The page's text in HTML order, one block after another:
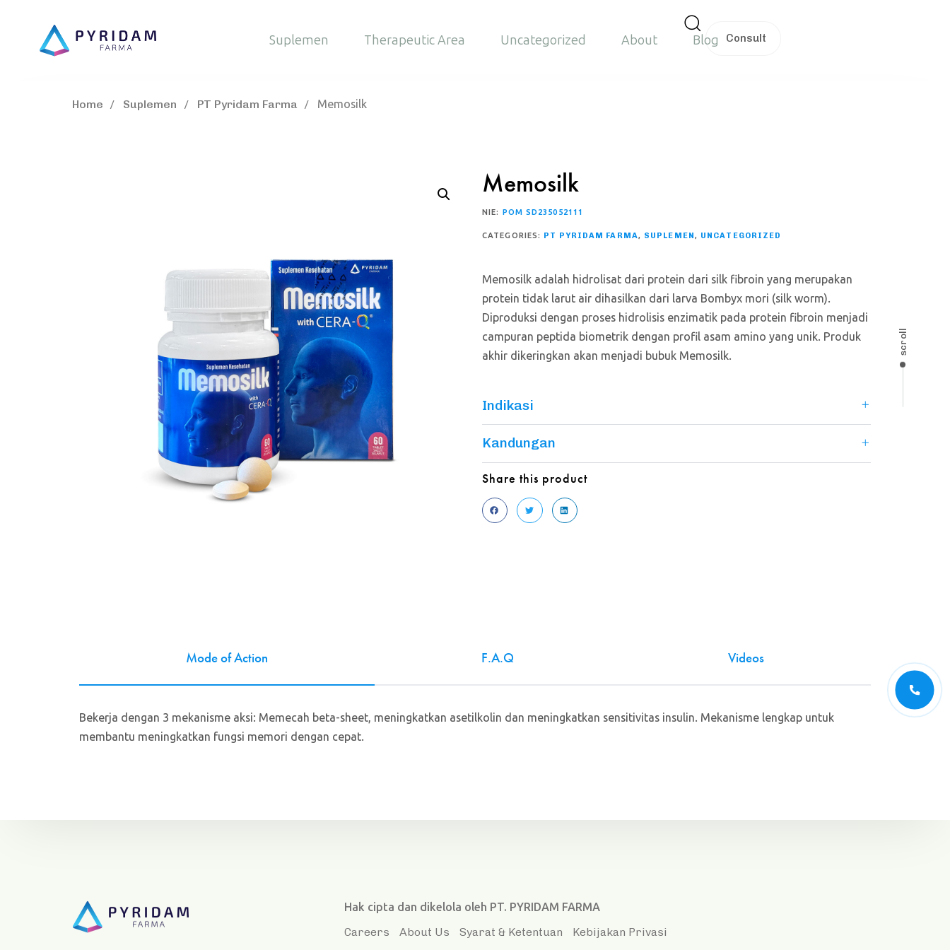
Suplemen Therapeutic Area Uncategorized About Blog Consult
scroll
Home Suplemen PT Pyridam Farma Memosilk
Memosilk
NIE: POM SD235052111
CATEGORIES: PT PYRIDAM FARMA, SUPLEMEN, UNCATEGORIZED
Memosilk adalah hidrolisat dari protein dari silk fibroin yang merupakan
protein tidak larut air dihasilkan dari larva Bombyx mori (silk worm).
Diproduksi dengan proses hidrolisis enzimatik pada protein fibroin menjadi
campuran peptida biometrik dengan profil asam amino yang unik. Produk
akhir dikeringkan akan menjadi bubuk Memosilk.
Indikasi
Kandungan
Share this product
Mode of Action F.A.Q Videos
Bekerja dengan 3 mekanisme aksi: Memecah beta-sheet, meningkatkan asetilkolin dan meningkatkan sensitivitas insulin. Mekanisme lengkap untuk
membantu meningkatkan fungsi memori dengan cepat.
Hak cipta dan dikelola oleh PT. PYRIDAM FARMA
Careers
About Us Syarat & Ketentuan Kebijakan Privasi